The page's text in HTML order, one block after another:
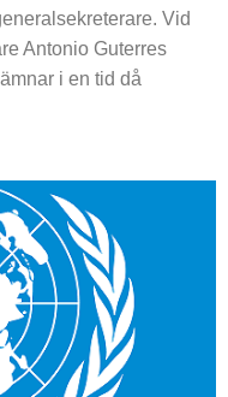
Vid
Antonio Guterres
i en tid då